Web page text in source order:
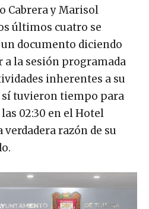
Cabrera y Marisol
últimos cuatro se
documento diciendo
a la sesión programada
inherentes a su
sí tuvieron tiempo para
02:30 en el Hotel
razón de su